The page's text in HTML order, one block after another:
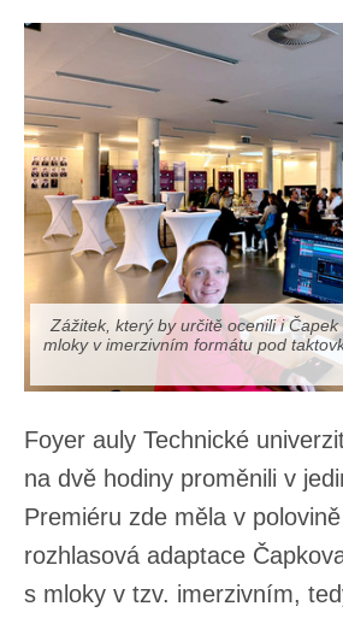
Zážitek, který by určitě ocenili i
mloky v imerzivním formátu pod
Foyer auly Technické
na dvě hodiny proměnili v
Premiéru zde měla v
rozhlasová adaptace
s mloky v tzv. imerzivním,